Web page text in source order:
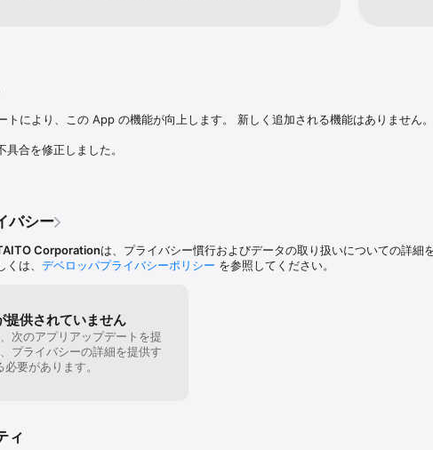
いた゛ー」の敵の数が多い
゛」オリジナルのエンディングを実装
ついて◆
は、敵の攻撃や体当たりによるダメージを受け付けなくなるモードです。「はんく
※課金コンテンツあり
、iPad、およびiPod touch に対応
トにより、この App の機能が向上します。 新しく追加される機能はありません。
合を修正しました。
バシー
Corporationは、プライバシー慣行およびデータの取り扱いについての詳細
は、 デベロッパプライバシーポリシー を参照してください。
提供されていません
次のアプリアップデートを提
プライバシーの詳細を提供す
必要があります。
ィ